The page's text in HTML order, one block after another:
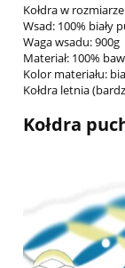
Kołdra w
Wsad: 100% biały
Waga wsadu: 900g
Materiał: 100%
Kolor materiału:
Kołdra letnia
Kołdra